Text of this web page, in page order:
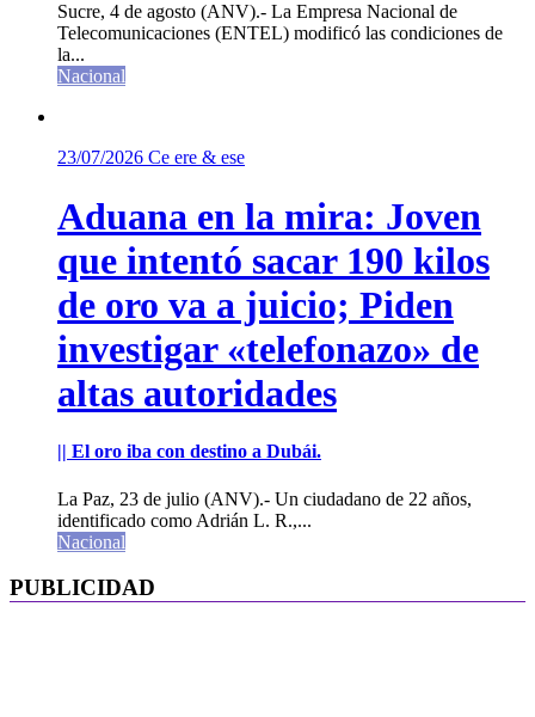
Sucre, 4 de agosto (ANV).- La Empresa Nacional de
Telecomunicaciones (ENTEL) modificó las condiciones de
la...
Nacional
23/07/2026 Ce ere & ese
Aduana en la mira: Joven
que intentó sacar 190 kilos
de oro va a juicio; Piden
investigar «telefonazo» de
altas autoridades
|| El oro iba con destino a Dubái.
La Paz, 23 de julio (ANV).- Un ciudadano de 22 años,
identificado como Adrián L. R.,...
Nacional
PUBLICIDAD